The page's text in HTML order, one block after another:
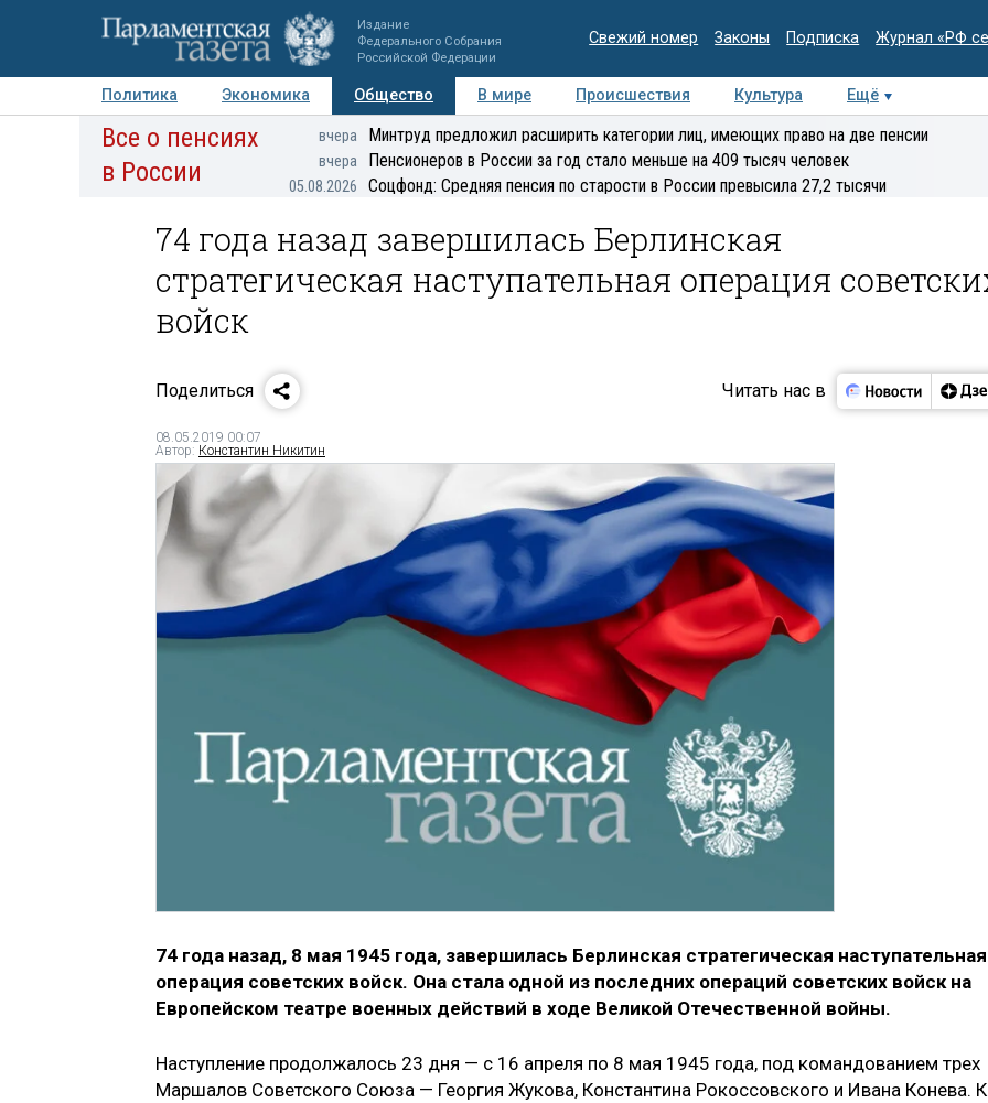
Издание
Федерального Собрания
Российской Федерации
Свежий номер Законы Подписка Журнал «РФ
Политика Экономика Общество В мире Происшествия Культура
Ещё
Авторы Персоны Мнения Регионы Медиацентр Интервью Колумнисты
Все о пенсиях
в России
вчера Минтруд предложил расширить категории лиц, имеющих право на две пенсии
вчера Пенсионеров в России за год стало меньше на 409 тысяч человек
05.08.2026 Соцфонд: Средняя пенсия по старости в России превысила 27,2 тысячи
74 года назад завершилась Берлинская
стратегическая наступательная операция
войск
Поделиться Читать нас в
08.05.2019 00:07
Автор: Константин Никитин
74 года назад, 8 мая 1945 года, завершилась Берлинская стратегическая наступательная
операция советских войск. Она стала одной из последних операций советских войск на
Европейском театре военных действий в ходе Великой Отечественной войны.
Наступление продолжалось 23 дня — с 16 апреля по 8 мая 1945 года, под командованием трех
Маршалов Советского Союза — Георгия Жукова, Константина Рокоссовского и Ивана Конева. К